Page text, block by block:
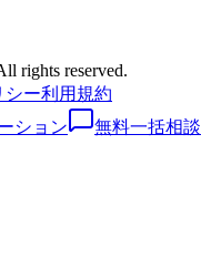
rights reserved.
シー利用規約
ション
無料一括相談